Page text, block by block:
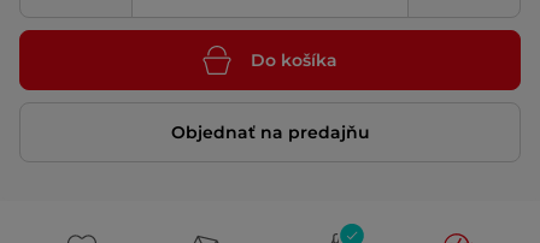
Do košíka
Objednať na predajňu